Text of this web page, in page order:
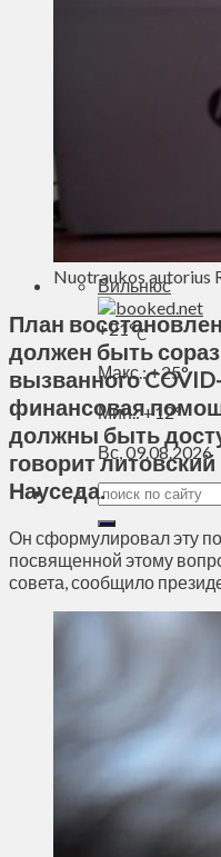
Энергетика
Вильнюс
+21°C
Макс.:+25°
Мин.:+12°
Вс, 09.08.2026
Nuotraukos autorius
План
должен быть
вызванного
финансовая
должны быть
говорит
Науседа.
Он сформулировал эту
посвященной этому
совета, сообщило